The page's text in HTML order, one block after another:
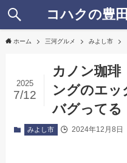
コハクの豊
ホーム 三河グルメ みよし市
カノン珈琲
ングのエッ
バグってる
2025
7/12
みよし市 2024年12月8日